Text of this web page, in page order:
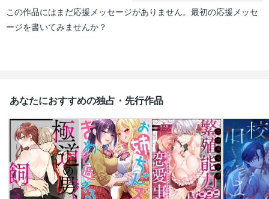
この作品にはまだ応援メッセージがありません。最初の応援メッセ
ージを書いてみませんか？
あなたにおすすめの独占・先行作品